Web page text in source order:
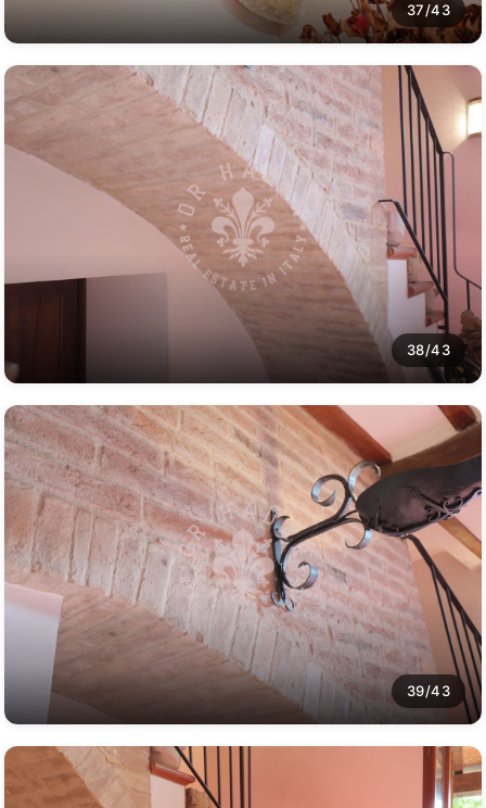
37/43
38/43
39/43